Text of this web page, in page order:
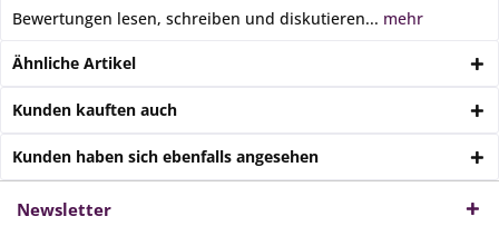
Bewertungen lesen, schreiben und diskutieren... mehr
Ähnliche Artikel
Kunden kauften auch
Kunden haben sich ebenfalls angesehen
Newsletter